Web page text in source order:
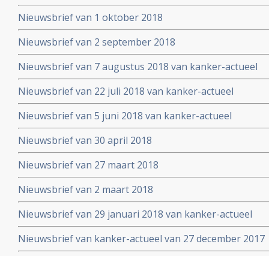
Nieuwsbrief van 1 oktober 2018
Nieuwsbrief van 2 september 2018
Nieuwsbrief van 7 augustus 2018 van kanker-actueel
Nieuwsbrief van 22 juli 2018 van kanker-actueel
Nieuwsbrief van 5 juni 2018 van kanker-actueel
Nieuwsbrief van 30 april 2018
Nieuwsbrief van 27 maart 2018
Nieuwsbrief van 2 maart 2018
Nieuwsbrief van 29 januari 2018 van kanker-actueel
Nieuwsbrief van kanker-actueel van 27 december 2017